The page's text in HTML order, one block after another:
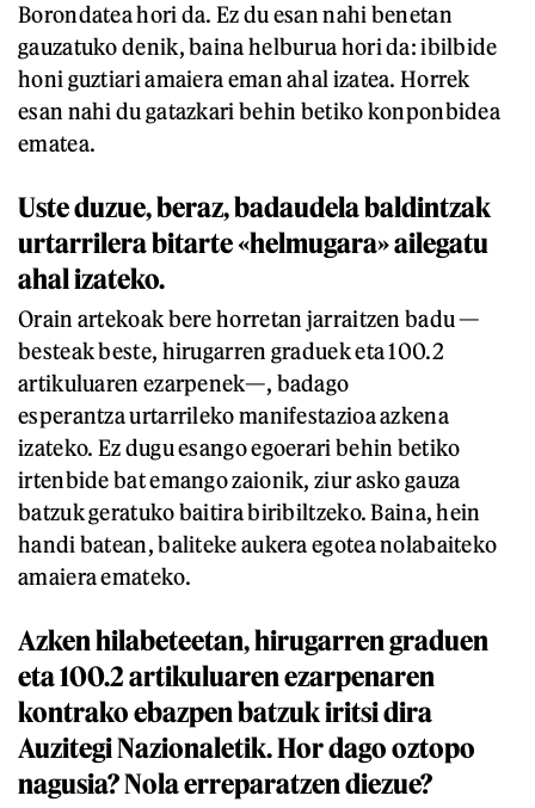
Borondatea hori da. Ez du esan nahi benetan
gauzatuko denik, baina helburua hori da: ibilbide
honi guztiari amaiera eman ahal izatea. Horrek
esan nahi du gatazkari behin betiko konponbidea
ematea.
Uste duzue, beraz, badaudela baldintzak
urtarrilera bitarte «helmugara» ailegatu
ahal izateko.
Orain artekoak bere horretan jarraitzen badu —
besteak beste, hirugarren graduek eta 100.2
artikuluaren ezarpenek—, badago
esperantza urtarrileko manifestazioa azkena
izateko. Ez dugu esango egoerari behin betiko
irtenbide bat emango zaionik, ziur asko gauza
batzuk geratuko baitira biribiltzeko. Baina, hein
handi batean, baliteke aukera egotea nolabaiteko
amaiera emateko.
Azken hilabeteetan, hirugarren graduen
eta 100.2 artikuluaren ezarpenaren
kontrako ebazpen batzuk iritsi dira
Auzitegi Nazionaletik. Hor dago oztopo
nagusia? Nola erreparatzen diezue?